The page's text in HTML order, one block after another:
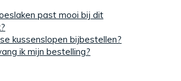
past mooi bij dit
kussenslopen bijbestellen?
ik mijn bestelling?